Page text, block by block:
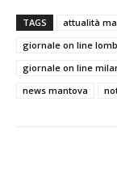
TAGS attualità
giornale on line
giornale on line
news mantova